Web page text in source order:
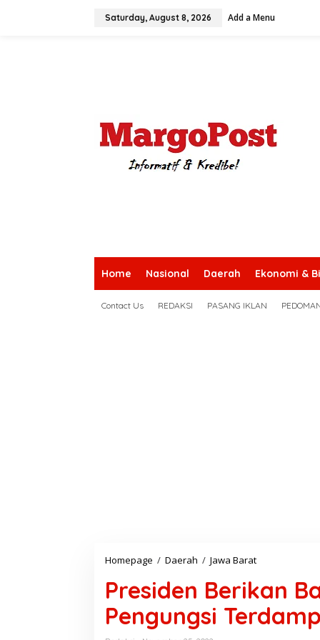
Saturday, August 8, 2026 Add a Menu
Home Nasional Daerah Ekonomi &
Contact Us REDAKSI PASANG IKLAN
Homepage / Daerah / Jawa Barat
e
s
i
d
Presiden Berikan
Pengungsi